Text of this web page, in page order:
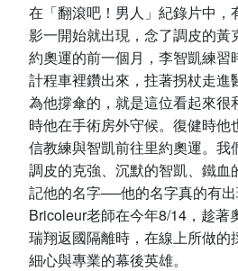
在「翻滾吧！男人」紀錄片中，
影一開始就出現，念了調皮的黃
約奧運的前一個月，李智凱練習
計程車裡鑽出來，拄著拐杖走進
為他撐傘的，就是這位看起來很
時他在手術房外守候。復健時
信教練與智凱前往里約奧運。我
調皮的克強、沉默的智凱、鐵血
記他的名字──他的名字真的有
Bricoleur老師在今年8/14，趁著
瑞翔返國隔離時，在線上所做的
細心與專業的幕後英雄。